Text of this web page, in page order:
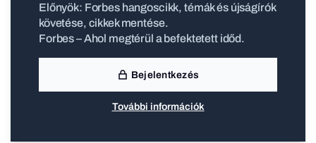
Előnyök: Forbes hangoscikk, témák és újságírók
követése, cikkek mentése.
Forbes – Ahol megtérül a befektetett időd.
Bejelentkezés
További információk